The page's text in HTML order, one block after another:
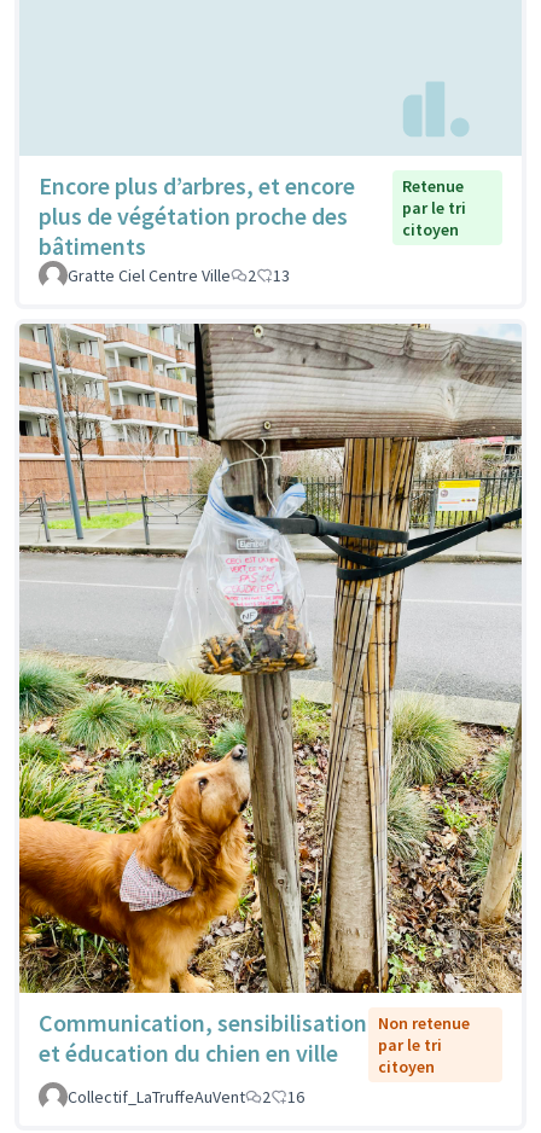
Encore plus d’arbres, et encore
plus de végétation proche des
bâtiments
Retenue
par le tri
citoyen
Gratte Ciel Centre Ville 2 13
Communication, sensibilisation
et éducation du chien en ville
Non retenue
par le tri
citoyen
Collectif_LaTruffeAuVent
2 16